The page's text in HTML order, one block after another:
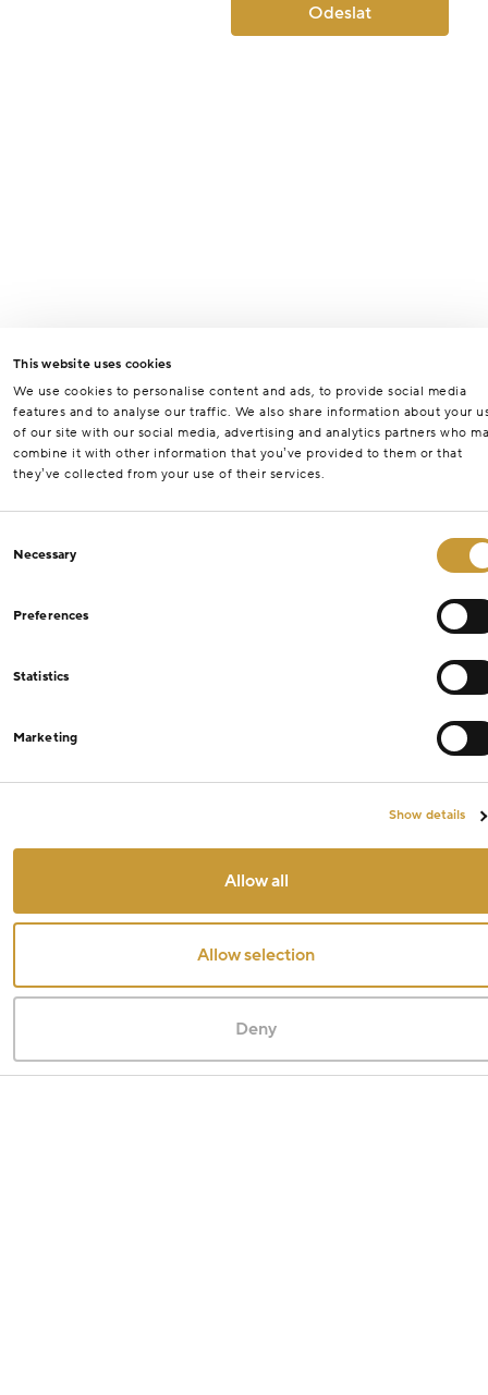
This website uses cookies
We use cookies to personalise content and ads, to provide social media
features and to analyse our traffic. We also share information about your
of our site with our social media, advertising and analytics partners who
combine it with other information that you’ve provided to them or that
they’ve collected from your use of their services.
Selection
Necessary
Preferences
Statistics
Marketing
Show details
Allow all
Allow selection
Deny
Odeslat